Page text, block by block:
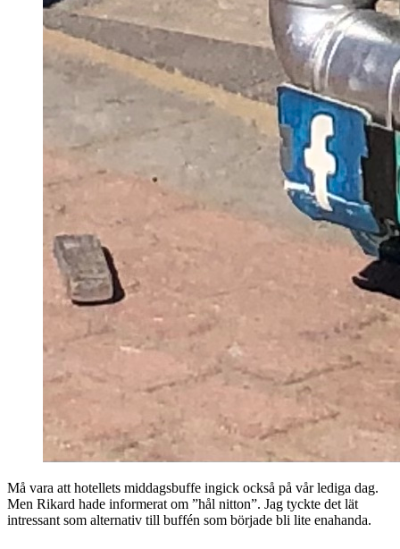
Må vara att hotellets middagsbuffe ingick också på vår lediga dag.
Men Rikard hade informerat om ”hål nitton”. Jag tyckte det lät
intressant som alternativ till buffén som började bli lite enahanda.